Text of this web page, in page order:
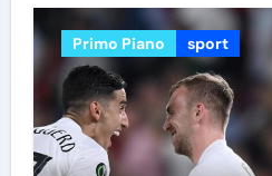
Primo Piano sport